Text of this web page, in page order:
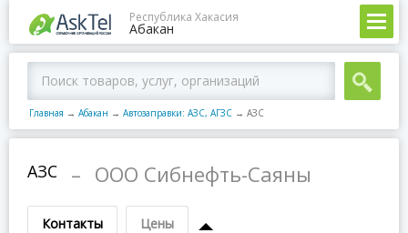
Республика Хакасия
Абакан
Главная → Абакан → Автозаправки: АЗС, АГЗС → АЗС
АЗС – ООО Сибнефть-Саяны
Контакты Цены